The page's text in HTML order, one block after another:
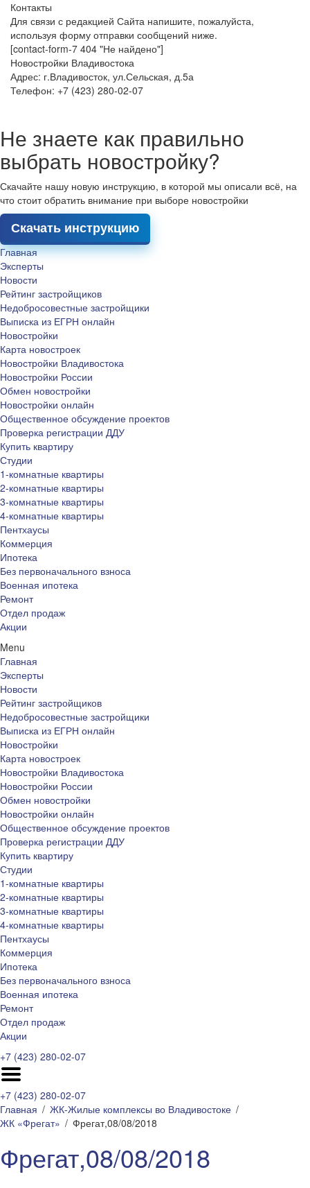
Контакты
Для связи с редакцией Сайта напишите, пожалуйста,
используя форму отправки сообщений ниже.
[contact-form-7 404 "Не найдено"]
Новостройки Владивостока
Адрес: г.Владивосток, ул.Сельская, д.5а
Телефон: +7 (423) 280-02-07
Не знаете как правильно
выбрать новостройку?
Скачайте нашу новую инструкцию, в которой мы описали всё, на
что стоит обратить внимание при выборе новостройки
Скачать инструкцию
Главная
Эксперты
Новости
Рейтинг застройщиков
Недобросовестные застройщики
Выписка из ЕГРН онлайн
Новостройки
Карта новостроек
Новостройки Владивостока
Новостройки России
Обмен новостройки
Новостройки онлайн
Общественное обсуждение проектов
Проверка регистрации ДДУ
Купить квартиру
Студии
1-комнатные квартиры
2-комнатные квартиры
3-комнатные квартиры
4-комнатные квартиры
Пентхаусы
Коммерция
Ипотека
Без первоначального взноса
Военная ипотека
Ремонт
Отдел продаж
Акции
Menu
Главная
Эксперты
Новости
Рейтинг застройщиков
Недобросовестные застройщики
Выписка из ЕГРН онлайн
Новостройки
Карта новостроек
Новостройки Владивостока
Новостройки России
Обмен новостройки
Новостройки онлайн
Общественное обсуждение проектов
Проверка регистрации ДДУ
Купить квартиру
Студии
1-комнатные квартиры
2-комнатные квартиры
3-комнатные квартиры
4-комнатные квартиры
Пентхаусы
Коммерция
Ипотека
Без первоначального взноса
Военная ипотека
Ремонт
Отдел продаж
Акции
+7 (423) 280-02-07
+7 (423) 280-02-07
Главная
ЖК-Жилые комплексы во Владивостоке
ЖК «Фрегат»
Фрегат,08/08/2018
Фрегат,08/08/2018